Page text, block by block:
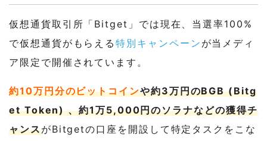
仮想通貨取引所「Bitget」では現在、当選率100%
で仮想通貨がもらえる特別キャンペーン が当メディ
ア限定で開催されています。
約10万円分のビットコインや約3万円のBGB (Bitg
et Token) 、約1万5,000円のソラナなどの獲得チ
ャンスがBitgetの口座を開設して特定タスクをこな